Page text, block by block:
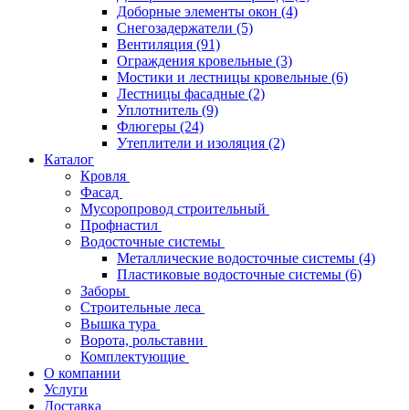
Доборные элементы окон (4)
Снегозадержатели (5)
Вентиляция (91)
Ограждения кровельные (3)
Мостики и лестницы кровельные (6)
Лестницы фасадные (2)
Уплотнитель (9)
Флюгеры (24)
Утеплители и изоляция (2)
Каталог
Кровля
Фасад
Мусоропровод строительный
Профнастил
Водосточные системы
Металлические водосточные системы (4)
Пластиковые водосточные системы (6)
Заборы
Строительные леса
Вышка тура
Ворота, рольставни
Комплектующие
О компании
Услуги
Доставка